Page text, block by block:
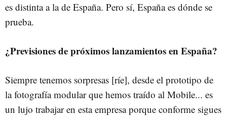
es distinta a la de España. Pero sí, España es dónde se
prueba.
¿Previsiones de próximos lanzamientos en España?
Siempre tenemos sorpresas [ríe], desde el prototipo de
la fotografía modular que hemos traído al Mobile... es
un lujo trabajar en esta empresa porque conforme sigues